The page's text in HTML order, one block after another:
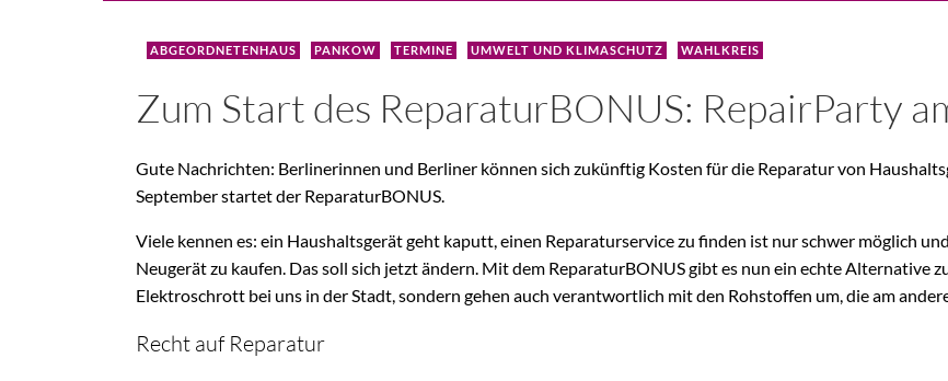
ABGEORDNETENHAUS PANKOW TERMINE UMWELT UND KLIMASCHUTZ WAHLKREIS
Zum Start des ReparaturBONUS: RepairParty
Gute Nachrichten: Berlinerinnen und Berliner können sich zukünftig Kosten für die Reparatur von
September startet der ReparaturBONUS.
Viele kennen es: ein Haushaltsgerät geht kaputt, einen Reparaturservice zu finden ist nur schwer möglich
Neugerät zu kaufen. Das soll sich jetzt ändern. Mit dem ReparaturBONUS gibt es nun ein echte Alternative
Elektroschrott bei uns in der Stadt, sondern gehen auch verantwortlich mit den Rohstoffen um, die am
Recht auf Reparatur